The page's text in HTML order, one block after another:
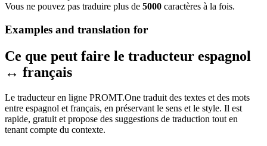
Vous ne pouvez pas traduire plus de 5000 caractères à la fois.
Examples and translation for
Ce que peut faire le traducteur espagnol
↔ français
Le traducteur en ligne PROMT.One traduit des textes et des mots
entre espagnol et français, en préservant le sens et le style. Il est
rapide, gratuit et propose des suggestions de traduction tout en
tenant compte du contexte.